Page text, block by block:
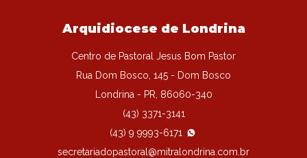
Arquidiocese de Londrina
Centro de Pastoral Jesus Bom Pastor
Rua Dom Bosco, 145 - Dom Bosco
Londrina - PR, 86060-340
(43) 3371-3141
(43) 9 9993-6171
secretariadopastoral@mitralondrina.com.br